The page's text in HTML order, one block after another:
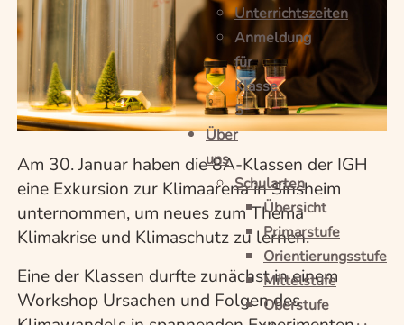
Unterrichtszeiten
Anmeldung
für
Klasse
5
Über
uns
Schularten
Übersicht
Primarstufe
Orientierungsstufe
Mittelstufe
Oberstufe
Am 30. Januar haben die 8A-Klassen der IGH
eine Exkursion zur Klimaarena in Sinsheim
unternommen, um neues zum Thema
Klimakrise und Klimaschutz zu lernen.
Eine der Klassen durfte zunächst in einem
Workshop Ursachen und Folgen des